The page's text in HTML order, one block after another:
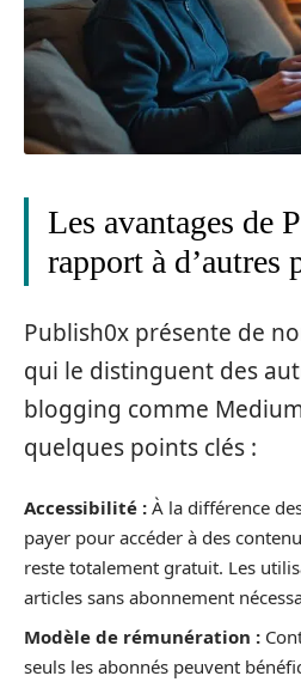
Les avantages de
rapport à d’autres
Publish0x présente de
qui le distinguent des
blogging comme
quelques points clés :
Accessibilité : À la différence
payer pour accéder à des
reste totalement gratuit. Les
articles sans abonnement
Modèle de rémunération :
seuls les abonnés peuvent